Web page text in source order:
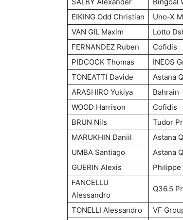
EIKING Odd Christian
Uno-X
VAN GIL Maxim
Lotto
FERNANDEZ Ruben
Cofidis
PIDCOCK Thomas
INEOS
TONEATTI Davide
Astana
ARASHIRO Yukiya
Bahrain
WOOD Harrison
Cofidis
BRUN Nils
Tudor
MARUKHIN Daniil
Astana
UMBA Santiago
Astana
GUERIN Alexis
Philippe
FANCELLU
Alessandro
Q36.5
TONELLI Alessandro VF